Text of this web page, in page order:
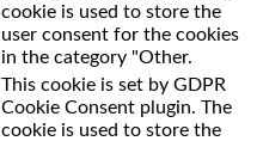
cookie is used to store the
user consent for the cookies
in the category "Other.
This cookie is set by GDPR
Cookie Consent plugin. The
cookie is used to store the